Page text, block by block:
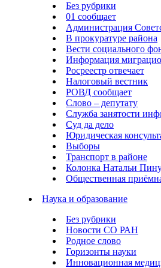
Без рубрики
01 сообщает
Администрация
В прокуратуре района
Вести социального
Информация
Росреестр отвечает
Налоговый вестник
РОВД сообщает
Слово – депутату
Служба занятости
Суд да дело
Юридическая
Выборы
Транспорт в районе
Колонка Натальи
Общественная
Наука и образование
Без рубрики
Новости СО РАН
Родное слово
Горизонты науки
Инновационная